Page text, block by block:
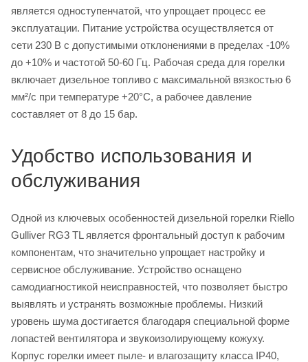
является одноступенчатой, что упрощает процесс ее
эксплуатации. Питание устройства осуществляется от
сети 230 В с допустимыми отклонениями в пределах -10%
до +10% и частотой 50-60 Гц. Рабочая среда для горелки
включает дизельное топливо с максимальной вязкостью 6
мм²/с при температуре +20°С, а рабочее давление
составляет от 8 до 15 бар.
Удобство использования и
обслуживания
Одной из ключевых особенностей дизельной горелки Riello
Gulliver RG3 TL является фронтальный доступ к рабочим
компонентам, что значительно упрощает настройку и
сервисное обслуживание. Устройство оснащено
самодиагностикой неисправностей, что позволяет быстро
выявлять и устранять возможные проблемы. Низкий
уровень шума достигается благодаря специальной форме
лопастей вентилятора и звукоизолирующему кожуху.
Корпус горелки имеет пыле- и влагозащиту класса IP40,